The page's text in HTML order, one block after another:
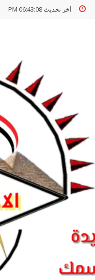
أخر تحديث 06:43:08 PM